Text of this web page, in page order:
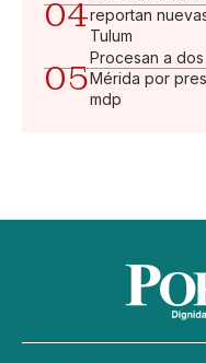
04reportan
Tulum
05
Procesan a
Mérida por
mdp